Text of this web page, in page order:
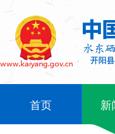
首页 新